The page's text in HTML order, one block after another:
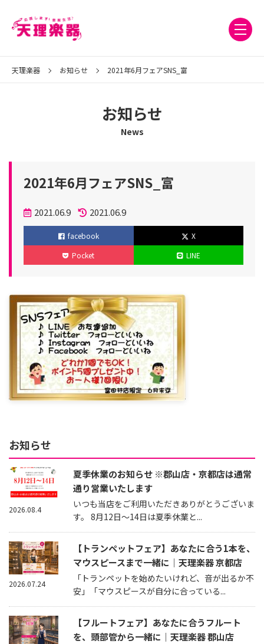
天理楽器 お知らせ 2021年6月フェアSNS_富
お知らせ
News
2021年6月フェアSNS_富
投
稿
日
2021.06.9
更
新
2021.06.9
facebook
X
Pocket
LINE
お知らせ
夏季休業のお知らせ ※郡山店・京都店は通常
通り営業いたします
いつも当店をご利用いただきありがとうございま
す。 8月12日～14日は夏季休業と...
2026.08.4
【トランペットフェア】あなたに合う1本を、
マウスピースまで一緒に｜天理楽器 京都店
「トランペットを始めたいけれど、音が出るか不
安」「マウスピースが自分に合っている...
2026.07.24
【フルートフェア】あなたに合うフルート
を、頭部管から一緒に｜天理楽器 郡山店